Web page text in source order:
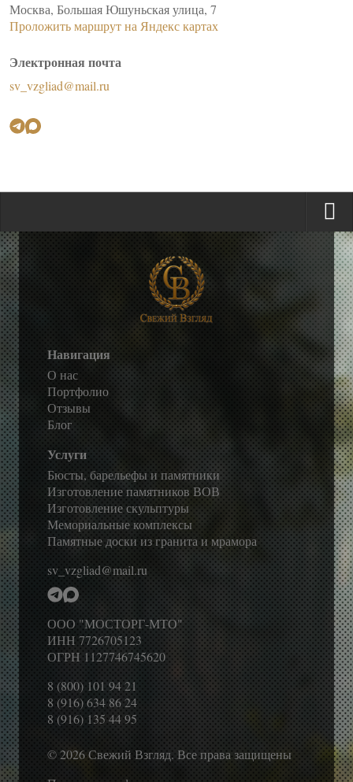
Москва, Большая Юшуньская улица, 7
Проложить маршрут на Яндекс картах
Электронная почта
sv_vzgliad@mail.ru
Навигация
О нас
Портфолио
Отзывы
Блог
Услуги
Бюсты, барельефы и памятники
Изготовление памятников ВОВ
Изготовление скульптуры
Мемориальные комплексы
Памятные доски из гранита и мрамора
sv_vzgliad@mail.ru
ООО "МОСТОРГ-МТО"
ИНН 7726705123
ОГРН 1127746745620
8 (800) 101 94 21
8 (916) 634 86 24
8 (916) 135 44 95
© 2026 Свежий Взгляд. Все права защищены